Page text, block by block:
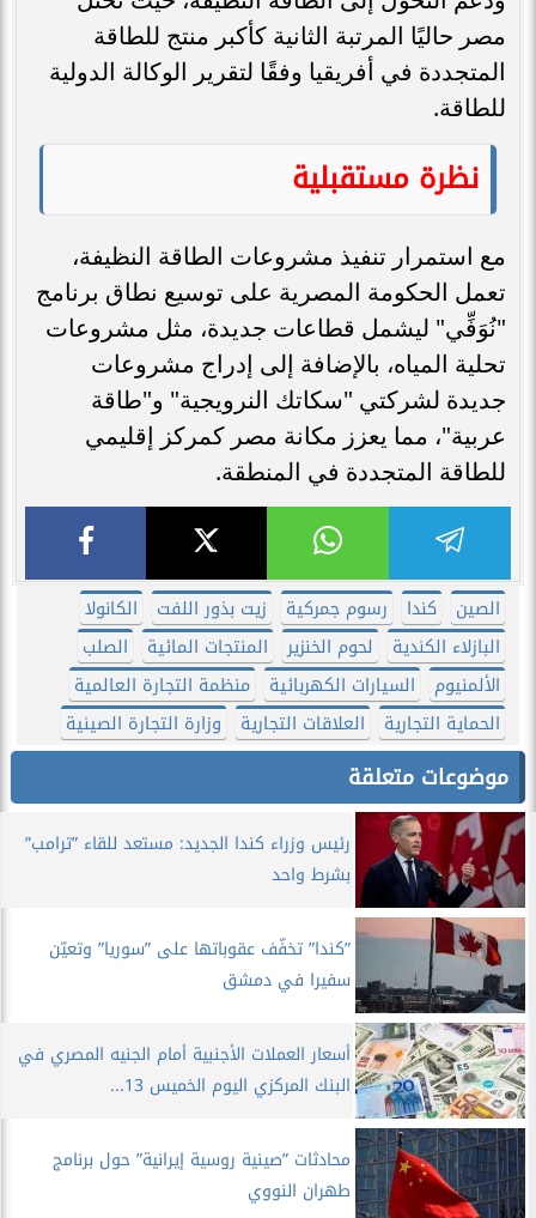
مصر حاليًا المرتبة الثانية كأكبر منتج للطاقة
المتجددة في أفريقيا وفقًا لتقرير الوكالة الدولية
للطاقة.
نظرة مستقبلية
مع استمرار تنفيذ مشروعات الطاقة النظيفة،
تعمل الحكومة المصرية على توسيع نطاق برنامج
"نُوَفِّي" ليشمل قطاعات جديدة، مثل مشروعات
تحلية المياه، بالإضافة إلى إدراج مشروعات
جديدة لشركتي "سكاتك النرويجية" و"طاقة
عربية"، مما يعزز مكانة مصر كمركز إقليمي
للطاقة المتجددة في المنطقة.
الصين كندا رسوم جمركية زيت بذور اللفت
الكانولا
البازلاء الكندية
لحوم الخنزير المنتجات المائية
الصلب
الألمنيوم
السيارات الكهربائية
منظمة التجارة العالمية
الحماية التجارية
العلاقات التجارية وزارة التجارة الصينية
موضوعات متعلقة
رئيس وزراء كندا الجديد: مستعد للقاء ”ترامب”
بشرط واحد
”كندا” تخفّف عقوباتها على ”سوريا” وتعيّن
سفيرا في دمشق
أسعار العملات الأجنبية أمام الجنيه المصري في
البنك المركزي اليوم الخميس 13...
محادثات ”صينية روسية إيرانية” حول برنامج
طهران النووي